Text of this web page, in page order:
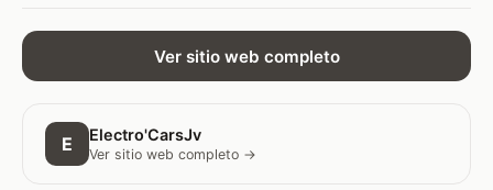
Ver sitio web completo
E Electro'CarsJv
Ver sitio web completo →